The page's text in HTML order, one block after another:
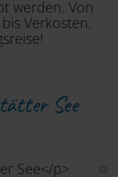
werden. Von
Verkosten.
See